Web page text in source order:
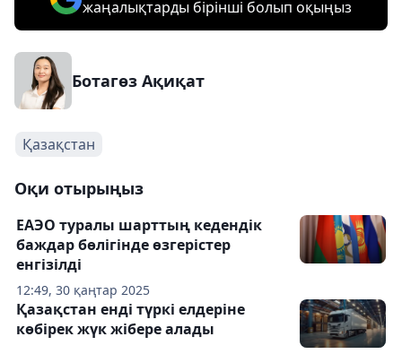
жаңалықтарды бірінші болып оқыңыз
Ботагөз Ақиқат
Қазақстан
Оқи отырыңыз
12:49, 30 қаңтар 2025
ЕАЭО туралы шарттың кедендік
баждар бөлігінде өзгерістер
енгізілді
Қазақстан енді түркі елдеріне
көбірек жүк жібере алады